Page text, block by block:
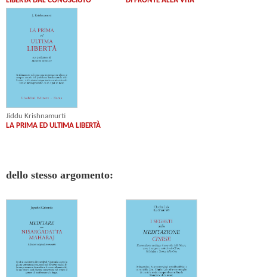
Jiddu Krishnamurti
LA PRIMA ED ULTIMA LIBERTÀ
dello stesso argomento: